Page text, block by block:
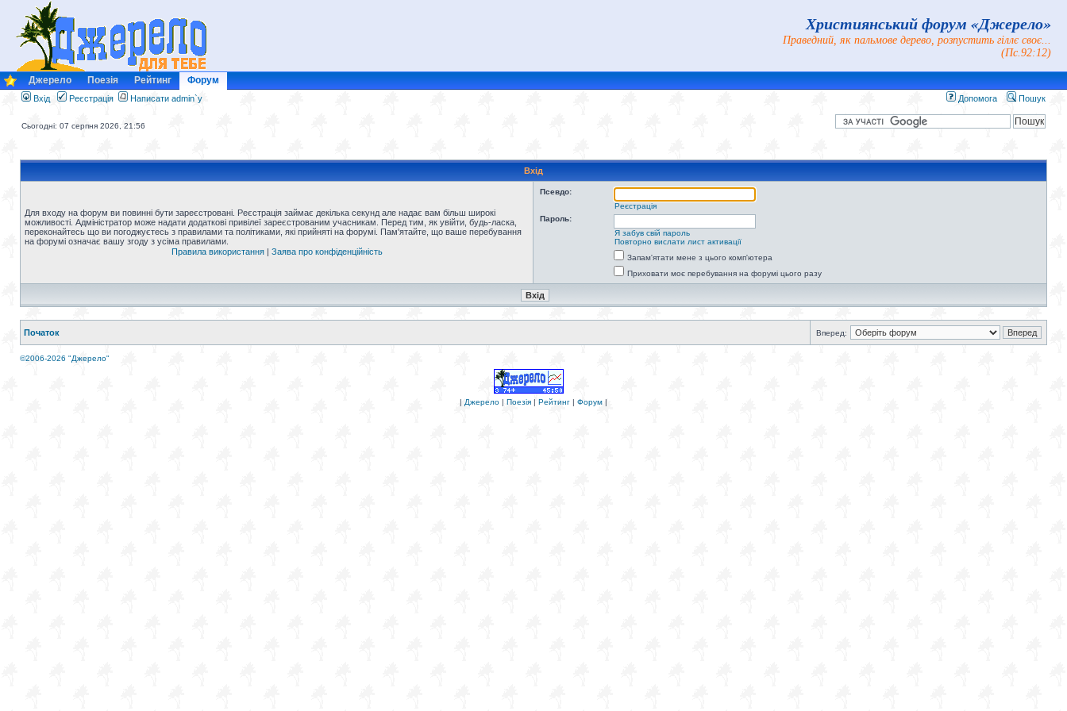
Християнський форум «Джерело»
Праведний, як пальмове дерево, розпустить гіллє своє...
(Пс.92:12)
Джерело Поезія Рейтинг Форум
Вхід Реєстрація Написати admin`у Допомога Пошук
Сьогодні: 07 серпня 2026, 21:56
Вхід
Для входу на форум ви повинні бути зареєстровані. Реєстрація займає декілька секунд але надає вам більш широкі
можливості. Адміністратор може надати додаткові привілеї зареєстрованим учасникам. Перед тим, як увійти, будь-ласка,
переконайтесь що ви погоджуєтесь з правилами та політиками, які прийняті на форумі. Пам'ятайте, що ваше перебування
на форумі означає вашу згоду з усіма правилами.
Правила використання| Заява про конфіденційність
Псевдо:
Реєстрація
Пароль:
Я забув свій пароль
Повторно вислати лист активації
Запам'ятати мене з цього комп'ютера
Приховати моє перебування на форумі цього разу
Початок Вперед:
©2006-2026 "Джерело"
| Джерело | Поезія | Рейтинг | Форум |